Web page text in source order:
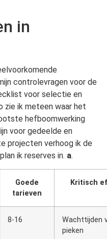
in
controlevragen voor de
voor selectie en
zie ik meteen waar het
hefboomwerking
voor gedeelde en
projecten verhoog ik de
ik reserves in. a.
Goede
tarieven
Kritisch
8-16
Wachttijden
pieken